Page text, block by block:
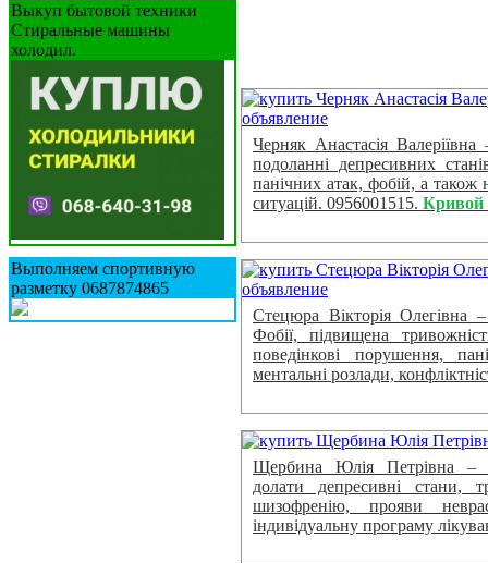
Выкуп бытовой техники
Стиральные машины
холодил.
Выполняем спортивную
разметку 0687874865
Черняк Анастасія Валеріївна
подоланні депресивних
панічних атак, фобій, а також
ситуацій. 0956001515. Кривой
Стецюра Вікторія Олегівна
Фобії, підвищена
поведінкові порушення,
ментальні розлади,
Щербина Юлія Петрівна –
долати депресивні стани,
шизофренію, прояви
індивідуальну програму